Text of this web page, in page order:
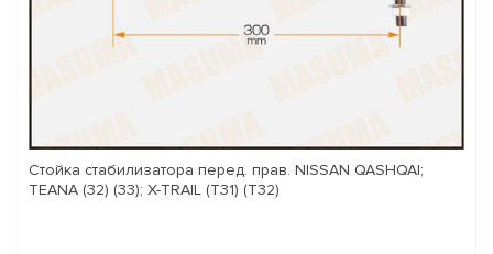
Стойка стабилизатора перед. прав. NISSAN QASHQAI;
TEANA (32) (33); X-TRAIL (T31) (T32)